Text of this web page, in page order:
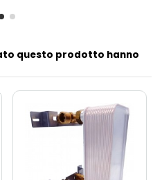
questo prodotto hanno